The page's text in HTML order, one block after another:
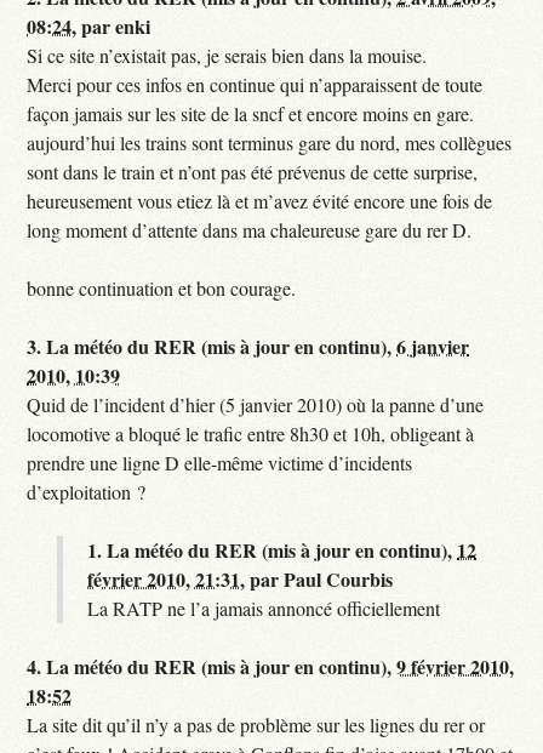
08:24,parenki
Si ce site n’existait pas, je serais bien dans la mouise.
Merci pour ces infos en continue qui n’apparaissent de toute
façon jamais sur les site de la sncf et encore moins en gare.
aujourd’hui les trains sont terminus gare du nord, mes collègues
sont dans le train et n’ont pas été prévenus de cette surprise,
heureusement vous etiez là et m’avez évité encore une fois de
long moment d’attente dans ma chaleureuse gare du rer D.
bonne continuation et bon courage.
3.La météo du RER (mis à jour en continu),6 janvier
2010, 10:39
Quid de l’incident d’hier (5 janvier 2010) où la panne d’une
locomotive a bloqué le trafic entre 8h30 et 10h, obligeant à
prendre une ligne D elle-même victime d’incidents
d’exploitation ?
1.La météo du RER (mis à jour en continu), 12
février 2010, 21:31,parPaul Courbis
La RATP ne l’a jamais annoncé officiellement
4.La météo du RER (mis à jour en continu),9 février 2010,
18:52
La site dit qu’il n’y a pas de problème sur les lignes du rer or